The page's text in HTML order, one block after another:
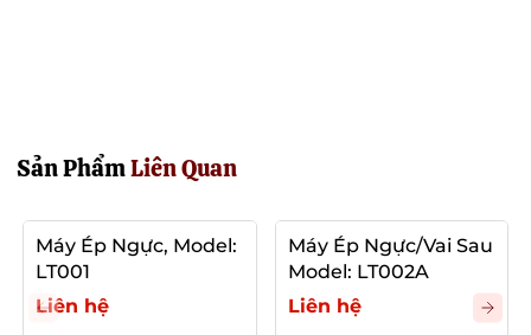
Sản PhẩmLiên Quan
Máy Ép Ngực, Model:
LT001
Liên hệ
Máy Ép Ngực/Vai Sau
Model: LT002A
Liên hệ